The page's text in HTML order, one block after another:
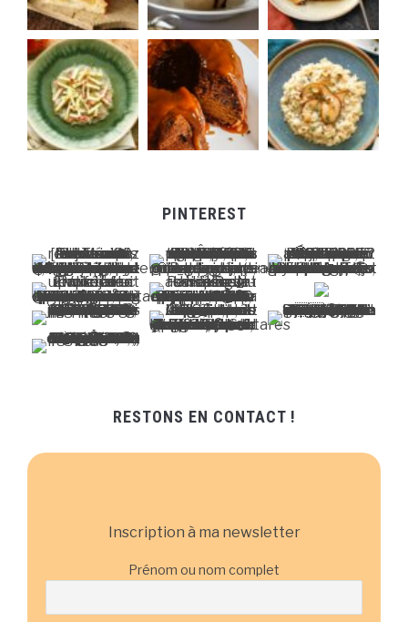
PINTEREST
RESTONS EN CONTACT !
Inscription à ma newsletter
Prénom ou nom complet